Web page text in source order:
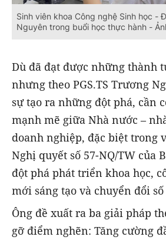
Sinh viên khoa Công nghệ Sinh học -
Nguyên trong buổi học thực hành -
Dù đã đạt được những thành
nhưng theo PGS.TS Trương
sự tạo ra những đột phá, cần
mạnh mẽ giữa Nhà nước –
doanh nghiệp, đặc biệt trong
Nghị quyết số 57-NQ/TW của
đột phá phát triển khoa học,
mới sáng tạo và chuyển đổi
Ông đề xuất ra ba giải pháp
gỡ điểm nghẽn: Tăng cường